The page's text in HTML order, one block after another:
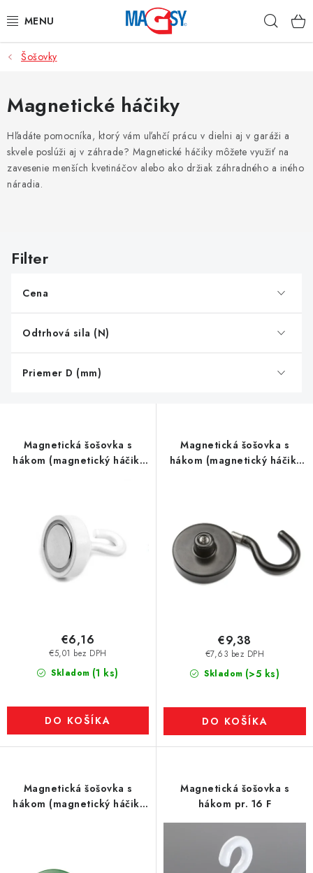
na
HLAVNÉ KATEGÓRIE
MAGNETICKÉ POMÔCKY
PRIEMYSELNÉ MAGNETY
OSTATNÉ MAGNETY
Kontakt
Šošovky
Magnetické háčiky
Hľadáte pomocníka, ktorý vám uľahčí prácu v dielni aj v garáži a
skvele poslúži aj v záhrade? Magnetické háčiky môžete využiť na
zavesenie menších kvetináčov alebo ako držiak záhradného a iného
náradia.
ý
s
r
Cena
Odtrhová sila (N)
Priemer D (mm)
Magnetická šošovka s
hákom (magnetický háčik)
Skladom (1 ks)
€5,01 bez DPH
€6,16
DO KOŠÍKA
Magnetická šošovka s
hákom (magnetický háčik)
Skladom (>5 ks)
€7,63 bez DPH
€9,38
DO KOŠÍKA
Magnetická šošovka s
hákom (magnetický háčik)
Magnetická šošovka s
hákom pr. 16 F